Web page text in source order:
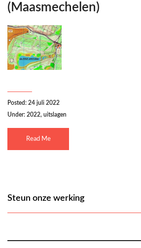
(Maasmechelen)
Posted: 24 juli 2022
Under: 2022, uitslagen
Read Me
Steun onze werking